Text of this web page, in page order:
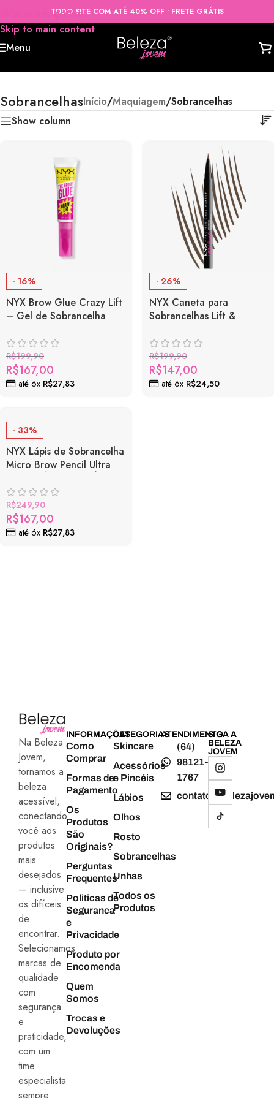
Skip to navigation
Skip to main content
TODO SITE COM ATÉ 40% OFF • FRETE GRÁTIS
Menu
SobrancelhasInício/Maquiagem/Sobrancelhas
Show column
- 16%
NYX Brow Glue Crazy Lift
– Gel de Sobrancelha
R$199,90
R$167,00
até 6x R$27,83
- 26%
NYX Caneta para
Sobrancelhas Lift &
Efeito Fio a Fio
R$199,90
R$147,00
até 6x R$24,50
- 33%
NYX Lápis de Sobrancelha
Micro Brow Pencil Ultra
Longa Duração
R$249,90
R$167,00
até 6x R$27,83
Na Beleza
Jovem,
tornamos a
beleza
acessível,
conectando
você aos
produtos
mais
desejados
— inclusive
os difíceis
de
encontrar.
Selecionamos
marcas de
qualidade
com
segurança
e
praticidade,
com um
time
especialista
sempre
INFORMAÇÕES
Como
Comprar
Formas de
Pagamento
Os
Produtos
São
Originais?
Perguntas
Frequentes
Politicas de
Seguranca
e
Privacidade
Produto por
Encomenda
Quem
Somos
Trocas e
Devoluções
CATEGORIAS
Skincare
Acessórios
e Pincéis
Lábios
Olhos
Rosto
Sobrancelhas
Unhas
Todos os
Produtos
ATENDIMENTO
(64)
98121-
1767
SIGA A
BELEZA
JOVEM